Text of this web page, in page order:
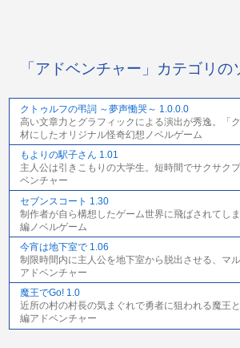
「アドベンチャー」カテゴリ
クトゥルフの弔詞 ～夢声慟哭～ 1.0.0.0
高い文章力とグラフィックによる演出が秀逸。「
材にしたオリジナル怪奇幻想ノベルゲーム
もよりの駅子さん 1.01
主人公は引きこもりの大学生。短時間でサクサク
ベンチャー
セブンスコート 1.30
制作者が自ら構想したゲーム世界に飛ばされてし
編ノベルゲーム
今宵は地下室で 1.06
制限時間内に主人公を地下室から脱出させる、マ
アドベンチャー
魔王でGo! 1.0
近所の村の村長の気まぐれで勇者に狙われる魔王
編アドベンチャー